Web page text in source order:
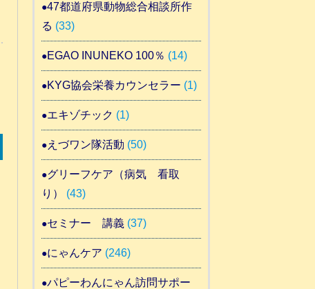
47都道府県動物総合相談所作
る (33)
EGAO INUNEKO 100％ (14)
KYG協会栄養カウンセラー (1)
エキゾチック (1)
えづワン隊活動 (50)
グリーフケア（病気 看取
り）
(43)
セミナー 講義(37)
にゃんケア (246)
パピーわんにゃん訪問サポー